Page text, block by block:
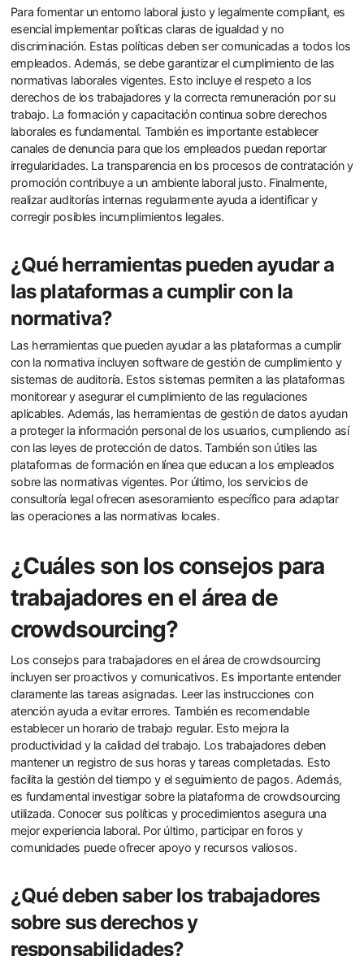
Para fomentar un entorno laboral justo y legalmente compliant, es
esencial implementar políticas claras de igualdad y no
discriminación. Estas políticas deben ser comunicadas a todos los
empleados. Además, se debe garantizar el cumplimiento de las
normativas laborales vigentes. Esto incluye el respeto a los
derechos de los trabajadores y la correcta remuneración por su
trabajo. La formación y capacitación continua sobre derechos
laborales es fundamental. También es importante establecer
canales de denuncia para que los empleados puedan reportar
irregularidades. La transparencia en los procesos de contratación y
promoción contribuye a un ambiente laboral justo. Finalmente,
realizar auditorías internas regularmente ayuda a identificar y
corregir posibles incumplimientos legales.
¿Qué herramientas pueden ayudar a
las plataformas a cumplir con la
normativa?
Las herramientas que pueden ayudar a las plataformas a cumplir
con la normativa incluyen software de gestión de cumplimiento y
sistemas de auditoría. Estos sistemas permiten a las plataformas
monitorear y asegurar el cumplimiento de las regulaciones
aplicables. Además, las herramientas de gestión de datos ayudan
a proteger la información personal de los usuarios, cumpliendo así
con las leyes de protección de datos. También son útiles las
plataformas de formación en línea que educan a los empleados
sobre las normativas vigentes. Por último, los servicios de
consultoría legal ofrecen asesoramiento específico para adaptar
las operaciones a las normativas locales.
¿Cuáles son los consejos para
trabajadores en el área de
crowdsourcing?
Los consejos para trabajadores en el área de crowdsourcing
incluyen ser proactivos y comunicativos. Es importante entender
claramente las tareas asignadas. Leer las instrucciones con
atención ayuda a evitar errores. También es recomendable
establecer un horario de trabajo regular. Esto mejora la
productividad y la calidad del trabajo. Los trabajadores deben
mantener un registro de sus horas y tareas completadas. Esto
facilita la gestión del tiempo y el seguimiento de pagos. Además,
es fundamental investigar sobre la plataforma de crowdsourcing
utilizada. Conocer sus políticas y procedimientos asegura una
mejor experiencia laboral. Por último, participar en foros y
comunidades puede ofrecer apoyo y recursos valiosos.
¿Qué deben saber los trabajadores
sobre sus derechos y
responsabilidades?